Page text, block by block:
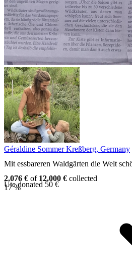
Géraldine Sommer Kreßberg, Germany
Mit essbareren Waldgärten die Welt
2.076 € of 12.000 € collected
17 %
Ute donated 50 €